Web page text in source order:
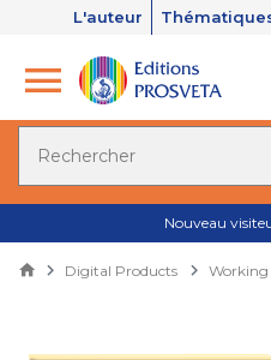
L'auteur
Nouveau
Digital Products Working